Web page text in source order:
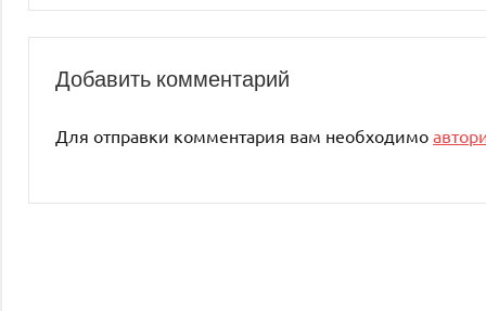
Добавить комментарий
Для отправки комментария вам необходимо